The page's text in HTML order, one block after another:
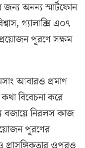
জন্য অনন্য স্মার্টফোন
গ্যালাক্সি এ০৭
প্রয়োজন পূরণে সক্ষম
আবারও প্রমাণ
কথা বিবেচনা করে
বজায়ে নিরলস কাজ
পূরণের